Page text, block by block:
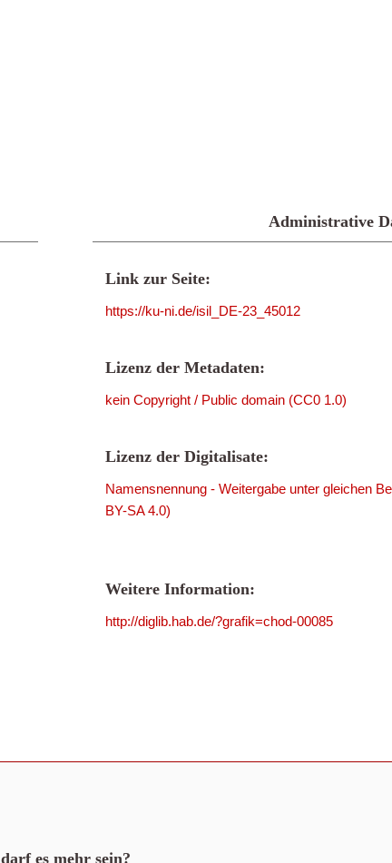
Administrative
Link zur Seite:
https://ku-ni.de/isil_DE-23_45012
Lizenz der Metadaten:
kein Copyright / Public domain (CC0 1.0)
Lizenz der Digitalisate:
Namensnennung - Weitergabe unter gleichen
BY-SA 4.0)
Weitere Information:
http://diglib.hab.de/?grafik=chod-00085
darf es mehr sein?